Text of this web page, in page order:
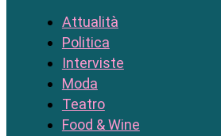
Attualità
Politica
Interviste
Moda
Teatro
Food & Wine